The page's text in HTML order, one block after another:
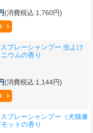
(消費税込:1,760円)
プレーシャンプー 虫よけ
ウムの香り
(消費税込:1,144円)
プレーシャンプー（犬猫兼
ットの香り